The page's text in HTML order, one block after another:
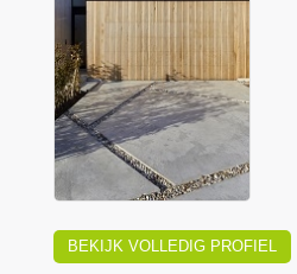
BEKIJK VOLLEDIG PROFIEL